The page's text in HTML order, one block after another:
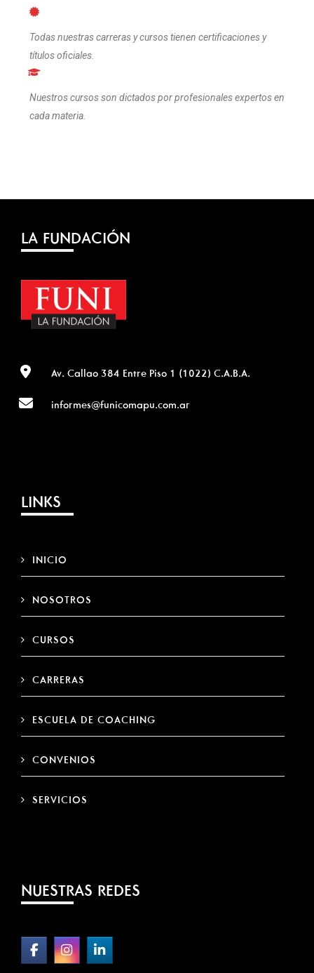
Todas nuestras carreras y cursos tienen certificaciones y
títulos oficiales.
Nuestros cursos son dictados por profesionales expertos en
cada materia.
LA FUNDACIÓN
Av. Callao 384 Entre Piso 1 (1022) C.A.B.A.
informes@funicomapu.com.ar
LINKS
INICIO
NOSOTROS
CURSOS
CARRERAS
ESCUELA DE COACHING
CONVENIOS
SERVICIOS
NUESTRAS REDES